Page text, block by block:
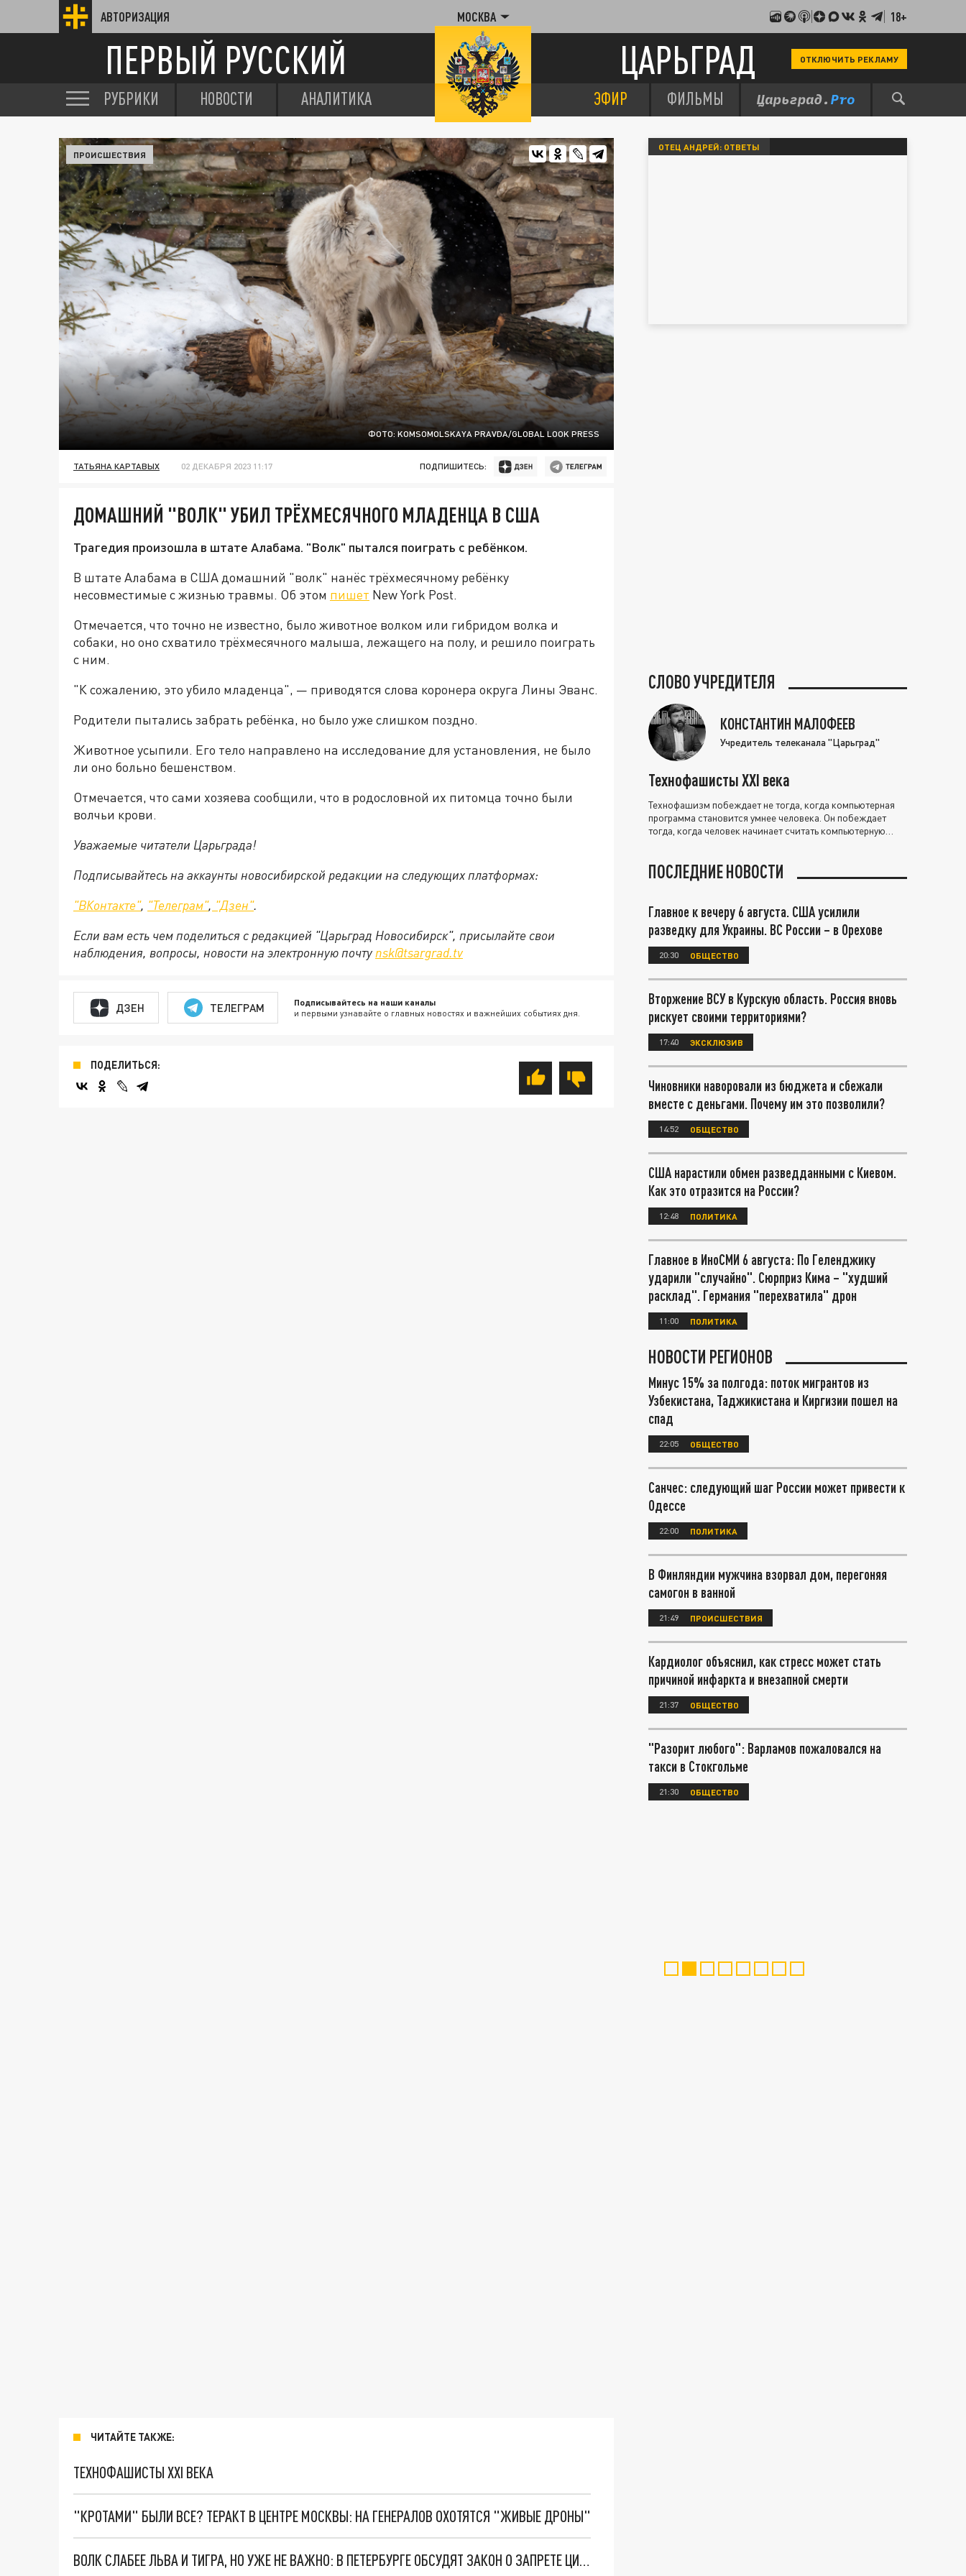
АВТОРИЗАЦИЯ МОСКВА 18+
ПЕРВЫЙ РУССКИЙ ЦАРЬГРАД ОТКЛЮЧИТЬ РЕКЛАМУ
РУБРИКИ НОВОСТИ АНАЛИТИКА ЭФИР ФИЛЬМЫ
ФОТО: KOMSOMOLSKAYA PRAVDA/GLOBAL LOOK PRESS
ПРОИСШЕСТВИЯ
ТАТЬЯНА КАРТАВЫХ 02 ДЕКАБРЯ 2023 11:17 ПОДПИШИТЕСЬ:
ДОМАШНИЙ "ВОЛК" УБИЛ ТРЁХМЕСЯЧНОГО МЛАДЕНЦА В США
Трагедия произошла в штате Алабама. "Волк" пытался поиграть с ребёнком.
В штате Алабама в США домашний "волк" нанёс трёхмесячному ребёнку
несовместимые с жизнью травмы. Об этом пишет New York Post.
Отмечается, что точно не известно, было животное волком или гибридом волка и
собаки, но оно схватило трёхмесячного малыша, лежащего на полу, и решило поиграть
с ним.
"К сожалению, это убило младенца", — приводятся слова коронера округа Лины Эванс.
Родители пытались забрать ребёнка, но было уже слишком поздно.
Животное усыпили. Его тело направлено на исследование для установления, не было
ли оно больно бешенством.
Отмечается, что сами хозяева сообщили, что в родословной их питомца точно были
волчьи крови.
Уважаемые читатели Царьграда!
Подписывайтесь на аккаунты новосибирской редакции на следующих платформах:
"ВКонтакте", "Телеграм", "Дзен".
Если вам есть чем поделиться с редакцией "Царьград Новосибирск", присылайте свои
наблюдения, вопросы, новости на электронную почту nsk@tsargrad.tv
ДЗЕН ТЕЛЕГРАМ Подписывайтесь на наши каналы
и первыми узнавайте о главных новостях и важнейших событиях дня.
ПОДЕЛИТЬСЯ:
ЧИТАЙТЕ ТАКЖЕ:
ТЕХНОФАШИСТЫ XXI ВЕКА
"КРОТАМИ" БЫЛИ ВСЕ? ТЕРАКТ В ЦЕНТРЕ МОСКВЫ: НА ГЕНЕРАЛОВ ОХОТЯТСЯ "ЖИВЫЕ ДРОНЫ"
ВОЛК СЛАБЕЕ ЛЬВА И ТИГРА, НО УЖЕ НЕ ВАЖНО: В ПЕТЕРБУРГЕ ОБСУДЯТ ЗАКОН О ЗАПРЕТЕ ЦИРКОВ С ЖИВОТНЫМИ
ОТЕЦ АНДРЕЙ: ОТВЕТЫ
СЛОВО УЧРЕДИТЕЛЯ
КОНСТАНТИН МАЛОФЕЕВ
Учредитель телеканала "Царьград"
Технофашисты XXI века
Технофашизм побеждает не тогда, когда компьютерная
программа становится умнее человека. Он побеждает
тогда, когда человек начинает считать компьютерную
ПОСЛЕДНИЕ НОВОСТИ
Главное к вечеру 6 августа. США усилили
разведку для Украины. ВС России – в Орехове
20:30 ОБЩЕСТВО
Вторжение ВСУ в Курскую область. Россия вновь
рискует своими территориями?
17:40 ЭКСКЛЮЗИВ
Чиновники наворовали из бюджета и сбежали
вместе с деньгами. Почему им это позволили?
14:52 ОБЩЕСТВО
США нарастили обмен разведданными с Киевом.
Как это отразится на России?
12:48 ПОЛИТИКА
Главное в ИноСМИ 6 августа: По Геленджику
ударили "случайно". Сюрприз Кима – "худший
расклад". Германия "перехватила" дрон
11:00 ПОЛИТИКА
НОВОСТИ РЕГИОНОВ
Минус 15% за полгода: поток мигрантов из
Узбекистана, Таджикистана и Киргизии пошел на
спад
22:05 ОБЩЕСТВО
Санчес: следующий шаг России может привести к
Одессе
22:00 ПОЛИТИКА
В Финляндии мужчина взорвал дом, перегоняя
самогон в ванной
21:49 ПРОИСШЕСТВИЯ
Кардиолог объяснил, как стресс может стать
причиной инфаркта и внезапной смерти
21:37 ОБЩЕСТВО
"Разорит любого": Варламов пожаловался на
такси в Стокгольме
21:30 ОБЩЕСТВО